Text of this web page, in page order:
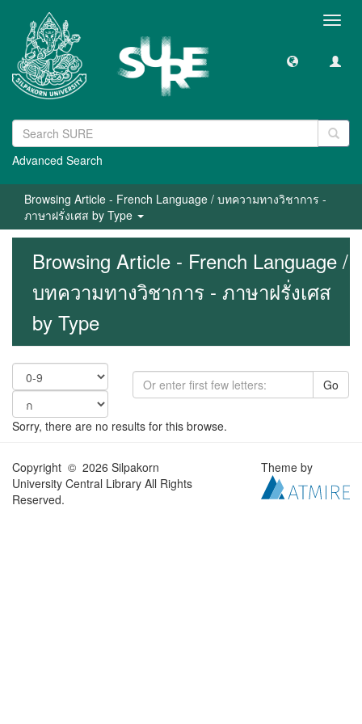
Advanced Search
Browsing Article - French Language / บทความทางวิชาการ -
ภาษาฝรั่งเศส by Type
Browsing Article - French Language /
บทความทางวิชาการ - ภาษาฝรั่งเศส
by Type
Go
Sorry, there are no results for this browse.
Copyright © 2026 Silpakorn
University Central Library All Rights
Reserved.
Theme by